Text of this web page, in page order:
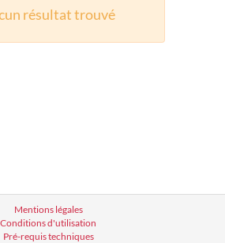
résultat trouvé
Mentions légales
Conditions d'utilisation
Pré-requis techniques